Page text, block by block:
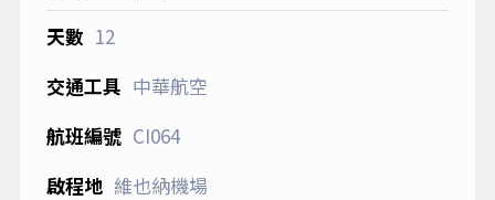
12
中華航空
CI064
維也納機場